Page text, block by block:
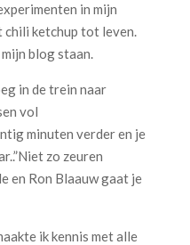
in mijn
chili ketchup tot leven.
blog staan.
in de trein naar
vol
minuten verder en je
zo zeuren
en Ron Blaauw gaat je
ik kennis met alle